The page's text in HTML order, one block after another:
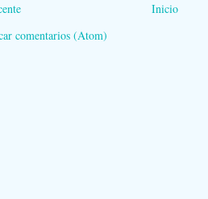
Inicio
comentarios (Atom)